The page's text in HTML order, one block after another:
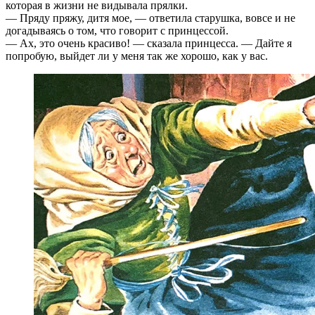
которая в жизни не видывала прялки.
— Пряду пряжу, дитя мое, — ответила старушка, вовсе и не
догадываясь о том, что говорит с принцессой.
— Ах, это очень красиво! — сказала принцесса. — Дайте я
попробую, выйдет ли у меня так же хорошо, как у вас.